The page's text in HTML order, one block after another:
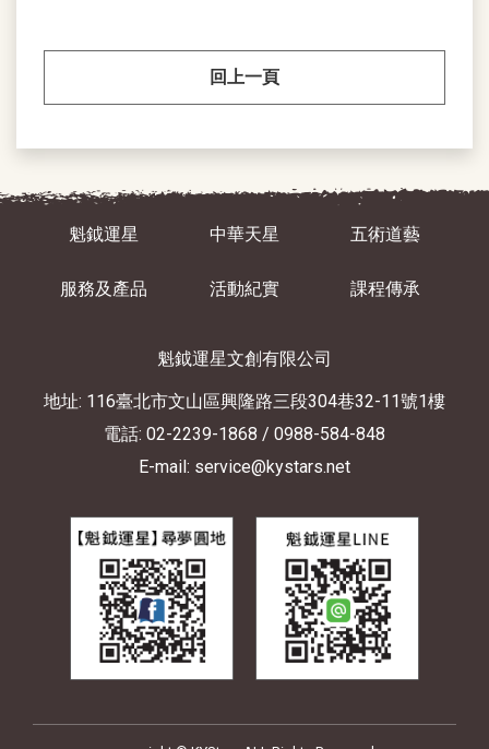
回上一頁
魁鉞運星 中華天星 五術道藝
服務及產品 活動紀實 課程傳承
魁鉞運星文創有限公司
地址: 116臺北市文山區興隆路三段304巷32-11號1樓
電話: 02-2239-1868 / 0988-584-848
E-mail: service@kystars.net